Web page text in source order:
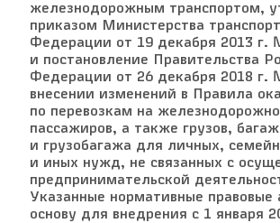
железнодорожным транспортом,
приказом Министерства
Федерации от 19 декабря 2013 г.
и постановление Правительства
Федерации от 26 декабря 2018 г.
внесении изменений в Правила
по перевозкам на
пассажиров, а также грузов,
и грузобагажа для личных,
и иных нужд, не связанных с
предпринимательской
Указанные нормативные правовые
основу для внедрения с 1 января